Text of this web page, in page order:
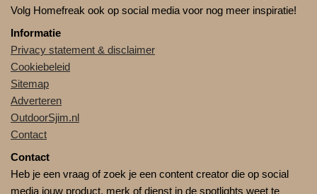
Volg Homefreak ook op social media voor nog meer inspiratie!
Informatie
Privacy statement & disclaimer
Cookiebeleid
Sitemap
Adverteren
OutdoorSjim.nl
Contact
Contact
Heb je een vraag of zoek je een content creator die op social
media jouw product, merk of dienst in de spotlights weet te